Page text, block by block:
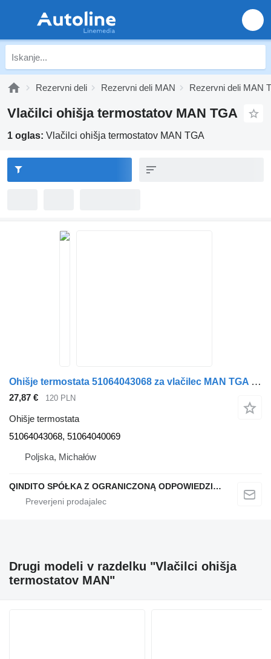
Rezervni deli Rezervni deli MAN Rezervni deli MAN
Vlačilci ohišja termostatov MAN TGA
1 oglas: Vlačilci ohišja termostatov MAN TGA
Ohišje termostata 51064043068 za vlačilec MAN TGA TGX TGS
27,87 € 120 PLN
Ohišje termostata
51064043068, 51064040069
Poljska, Michałów
QINDITO SPÓŁKA Z OGRANICZONĄ ODPOWIEDZIALNOŚCIĄ
Drugi modeli v razdelku "Vlačilci ohišja
termostatov MAN"